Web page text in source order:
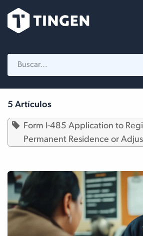
5 Artículos
Form I-485 Application to
Permanent Residence or